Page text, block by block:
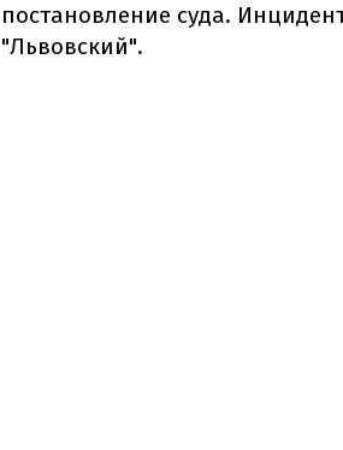
постановление суда.
"Львовский".